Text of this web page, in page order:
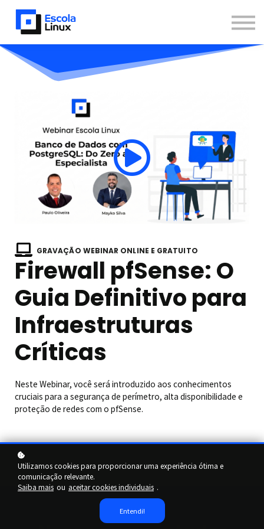
Contato
Sobre
Newsletter
GRAVAÇÃO WEBINAR ONLINE E GRATUITO
Firewall pfSense: O
Guia Definitivo para
Infraestruturas
Críticas
Neste Webinar, você será introduzido aos conhecimentos
cruciais para a segurança de perímetro, alta disponibilidade e
proteção de redes com o pfSense.
Utilizamos cookies para proporcionar uma experiência ótima e
comunicação relevante.
Saiba mais ou aceitar cookies individuais .
Entendi!